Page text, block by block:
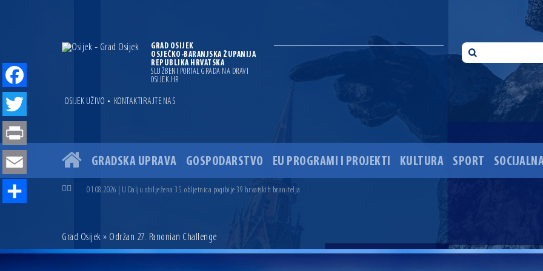
GRAD OSIJEK
OSJEČKO-BARANJSKA ŽUPANIJA
REPUBLIKA HRVATSKA
SLUŽBENI PORTAL GRADA NA DRAVI
OSIJEK.HR
OSIJEK UŽIVO • KONTAKTIRAJTE NAS
GRADSKA UPRAVA GOSPODARSTVO EU PROGRAMI I PROJEKTI KULTURA SPORT
04.07.2026 | Zbog povoljnih vodostaja i pravodobnih mjera komarci ove godine pod kontrolom
04.08.2026 | U Osijeku obilježen Dan pobjede i domovinske zahvalnosti i Dan hrvatskih branitelja
01.08.2026 | U Dalju obilježena 35. obljetnica pogibije 39 hrvatskih branitelja
13.07.2026 | Ljetnim izdanjem Večeri vina i umjetnosti završen Vinski mjesec
07.07.2026 | Održana 8. sjednica Gradskog vijeća Grada Osijeka. Gradonačelnik Radić istaknuo da je u osječke vrtiće upisan rekordan broj djece, te najavio cjelovitu
Grad Osijek » Održan 27. Panonian Challenge
Facebook
Twitter
Print
Email